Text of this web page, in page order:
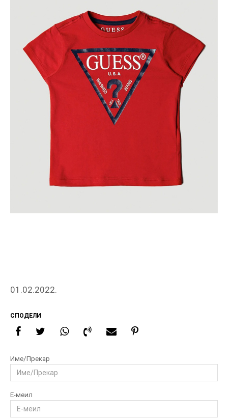
01.02.2022.
СПОДЕЛИ
Име/Прекар
Е-меил